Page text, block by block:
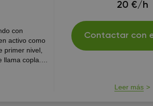
con
activo como
primer nivel,
copla.
que
20 €/h
Contactar con
Leer más